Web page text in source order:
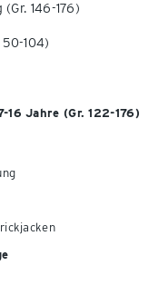
146-176)
104)
16 Jahre (Gr. 122-176)